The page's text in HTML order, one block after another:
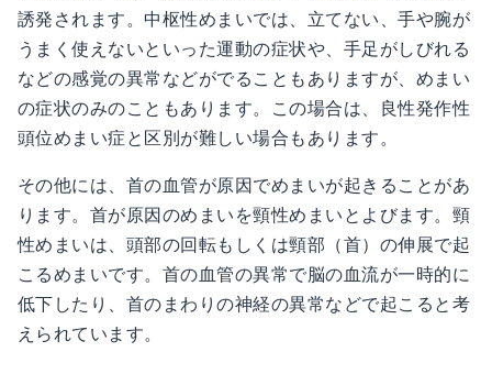
誘発されます。中枢性めまいでは、立てない、手や腕が
うまく使えないといった運動の症状や、手足がしびれる
などの感覚の異常などがでることもありますが、めまい
の症状のみのこともあります。この場合は、良性発作性
頭位めまい症と区別が難しい場合もあります。
その他には、首の血管が原因でめまいが起きることがあ
ります。首が原因のめまいを頸性めまいとよびます。頸
性めまいは、頭部の回転もしくは頸部（首）の伸展で起
こるめまいです。首の血管の異常で脳の血流が一時的に
低下したり、首のまわりの神経の異常などで起こると考
えられています。